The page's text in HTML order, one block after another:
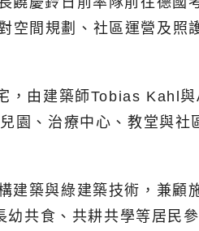
間規劃、社區運營及照
，由建築師Tobias Kahl
園、治療中心、教堂與社
築與綠建築技術，兼顧
共食、共耕共學等居民